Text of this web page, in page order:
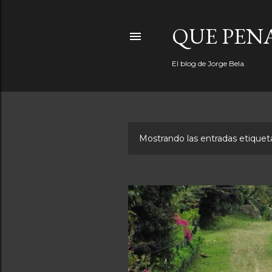
QUE
El blog de Jorge Bela.
t
r
a
Mostrando las entradas